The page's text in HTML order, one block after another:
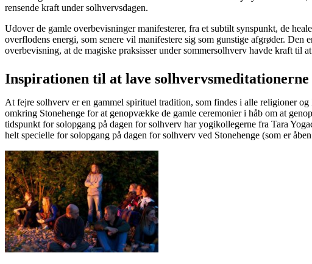
rensende kraft under solhvervsdagen.
Udover de gamle overbevisninger manifesterer, fra et subtilt synspunkt, de
overflodens energi, som senere vil manifestere sig som gunstige afgrøder.
overbevisning, at de magiske praksisser under sommersolhverv havde kraft til
Inspirationen til at lave solhvervsmeditationerne
At fejre solhverv er en gammel spirituel tradition, som findes i alle religioner
omkring Stonehenge for at genopvække de gamle ceremonier i håb om at
tidspunkt for solopgang på dagen for solhverv har yogikollegerne fra Tara
helt specielle for solopgang på dagen for solhverv ved Stonehenge (som er